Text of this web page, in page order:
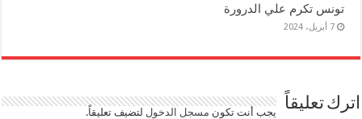
تونس تكرم علي الدرورة
7 أبريل، 2024
اترك تعليقاً يجب أنت تكون مسجل الدخوللتضيف تعليقاً.